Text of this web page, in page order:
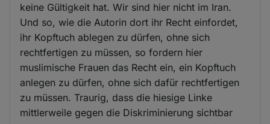
keine Gültigkeit hat. Wir sind hier nicht im Iran.
Und so, wie die Autorin dort ihr Recht einfordet,
ihr Kopftuch ablegen zu dürfen, ohne sich
rechtfertigen zu müssen, so fordern hier
muslimische Frauen das Recht ein, ein Kopftuch
anlegen zu dürfen, ohne sich dafür rechtfertigen
zu müssen. Traurig, dass die hiesige Linke
mittlerweile gegen die Diskriminierung sichtbar